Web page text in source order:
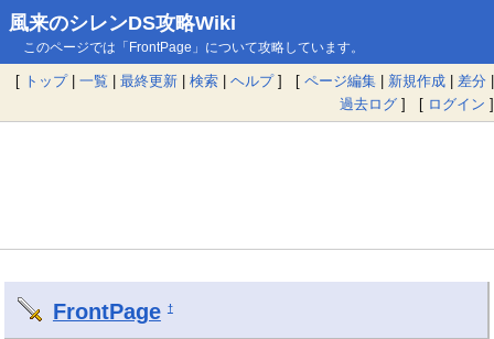
風来のシレンDS攻略Wiki
このページでは「FrontPage」について攻略しています。
[ トップ| 一覧 | 最終更新 | 検索 | ヘルプ] [ ページ編集 | 新規作成 | 差分 |
過去ログ ] [ ログイン ]
FrontPage †